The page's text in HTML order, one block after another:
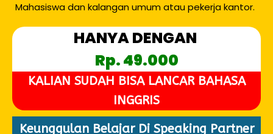
Mahasiswa dan kalangan umum atau pekerja kantor.
HANYA DENGAN
Rp. 49.000
KALIAN SUDAH BISA LANCAR BAHASA
INGGRIS
Keunggulan Belajar Di Speaking Partner